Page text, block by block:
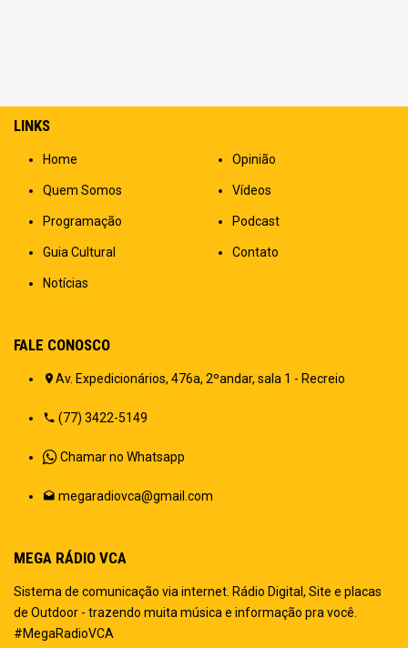
LINKS
Home
Quem Somos
Programação
Guia Cultural
Notícias
Opinião
Vídeos
Podcast
Contato
FALE CONOSCO
Av. Expedicionários, 476a, 2ºandar, sala 1 - Recreio
(77) 3422-5149
Chamar no Whatsapp
megaradiovca@gmail.com
MEGA RÁDIO VCA
Sistema de comunicação via internet. Rádio Digital, Site e placas
de Outdoor - trazendo muita música e informação pra você.
#MegaRadioVCA